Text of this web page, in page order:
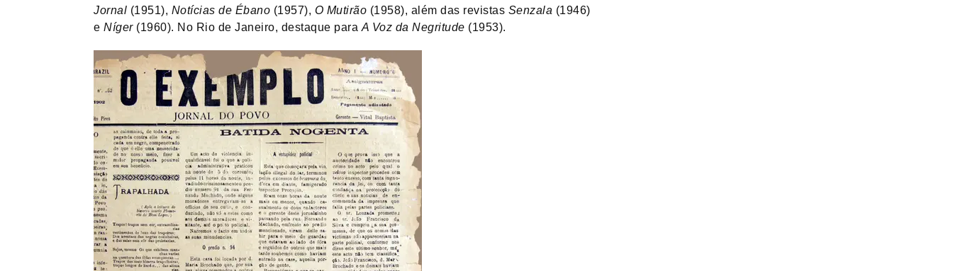
Jornal (1951), Notícias de Ébano (1957), O Mutirão (1958), além das revistas Senzala (1946)
e Níger(1960). No Rio de Janeiro, destaque para A Voz da Negritude (1953).